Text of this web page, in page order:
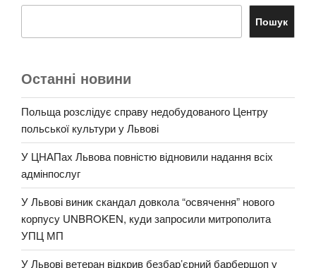
Пошук
Останні новини
Польща розслідує справу недобудованого Центру
польської культури у Львові
У ЦНАПах Львова повністю відновили надання всіх
адмінпослуг
У Львові виник скандал довкола “освячення” нового
корпусу UNBROKEN, куди запросили митрополита
УПЦ МП
У Львові ветеран відкрив безбар’єрний барбершоп у